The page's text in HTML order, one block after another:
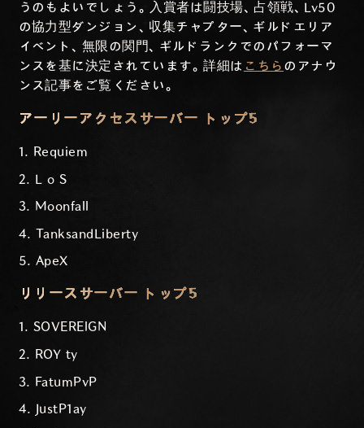
うのもよいでしょう。入賞者は闘技場、占領戦、Lv50
の協力型ダンジョン、収集チャプター、ギルドエリア
イベント、無限の関門、ギルドランクでのパフォーマ
ンスを基に決定されています。詳細は こちら のアナウ
ンス記事をご覧ください。
アーリーアクセスサーバー トップ5
1. Requiem
2. L o S
3. Moonfall
4. TanksandLiberty
5. ApeX
リリースサーバー トップ5
1. SOVERElGN
2. ROY ty
3. FatumPvP
4. JustP1ay